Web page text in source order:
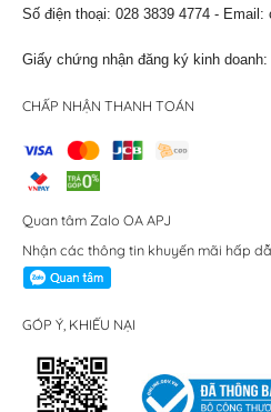
Số điện thoại: 028 3839 4774 - Email:
Giấy chứng nhận đăng ký kinh doanh:
CHẤP NHẬN THANH TOÁN
Quan tâm Zalo OA APJ
Nhận các thông tin khuyến mãi hấp
GÓP Ý, KHIẾU NẠI